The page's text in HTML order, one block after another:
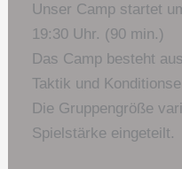
Unser Camp startet
19:30 Uhr. (90 min.)
Das Camp besteht
Taktik und
Die Gruppengröße
Spielstärke